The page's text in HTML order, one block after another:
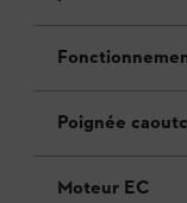
Poignée
Moteur EC